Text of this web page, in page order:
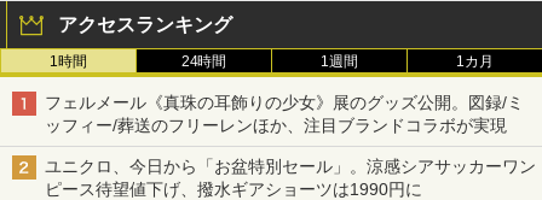
アクセスランキング
1時間 24時間 1週間 1カ月
フェルメール《真珠の耳飾りの少女》展のグッズ公開。図録/ミ
ッフィー/葬送のフリーレンほか、注目ブランドコラボが実現
ユニクロ、今日から「お盆特別セール」。涼感シアサッカーワン
ピース待望値下げ、撥水ギアショーツは1990円に